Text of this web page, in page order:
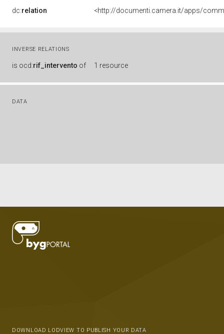
dc:relation
INVERSE RELATIONS
is ocd:rif_intervento of 1 resource
DATA
DOWNLOAD LODVIEW TO PUBLISH YOUR DATA